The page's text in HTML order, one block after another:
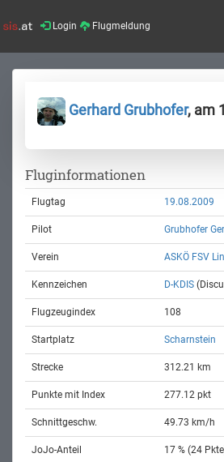
Login Flugmeldung
Gerhard Grubhofer, am
Fluginformationen
Flugtag 19.08.2009
Pilot Grubhofer
Verein ASKÖ FSV
Kennzeichen D-KDIS
Flugzeugindex 108
Startplatz Scharnstein
Strecke 312.21 km
Punkte mit Index 277.12 pkt
Schnittgeschw. 49.73 km/h
JoJo-Anteil 17 % (24